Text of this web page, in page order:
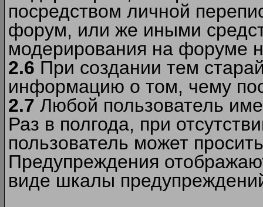
посредством личной
форум, или же иными
модерирования на форуме
2.6 При создании тем
информацию о том, чему
2.7 Любой пользователь
Раз в полгода, при
пользователь может
Предупреждения
виде шкалы